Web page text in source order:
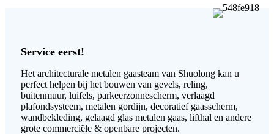
Service eerst!
Het architecturale metalen gaasteam van Shuolong kan u
perfect helpen bij het bouwen van gevels, reling,
buitenmuur, luifels, parkeerzonnescherm, verlaagd
plafondsysteem, metalen gordijn, decoratief gaasscherm,
wandbekleding, gelaagd glas metalen gaas, lifthal en andere
grote commerciële & openbare projecten.